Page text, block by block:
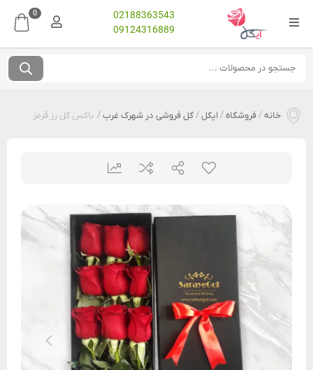
02188363543
09124316889
0
خانه/فروشگاه/ایگل/گل فروشی در شهرک غرب/ باکس گل رز قرمز